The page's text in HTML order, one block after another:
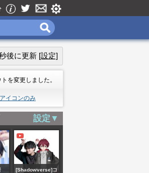
後に更新 [設定]
を変更しました。
アイコンのみ
設定▼
[Shadowverse]コ